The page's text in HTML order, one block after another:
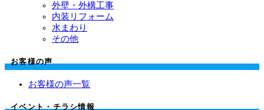
外壁・外構工事
内装リフォーム
水まわり
その他
お客様の声
お客様の声一覧
イベント・チラシ情報